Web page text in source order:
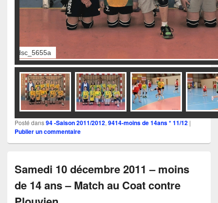
dsc_5657a
Posté dans94 -Saison 2011/2012, 9414-moins de 14ans * 11/12 |
Publier un commentaire
Samedi 10 décembre 2011 – moins
de 14 ans – Match au Coat contre